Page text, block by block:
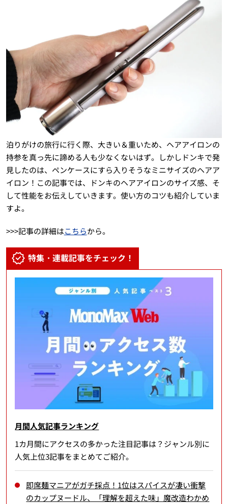
泊りがけの旅行に行く際、大きい＆重いため、ヘアアイロンの
持参を真っ先に諦める人も少なくないはず。しかしドンキで発
見したのは、ペンケースにすら入りそうなミニサイズのヘアア
イロン！この記事では、ドンキのヘアアイロンのサイズ感、そ
して性能をお伝えしていきます。使い方のコツも紹介していま
すよ。
>>>記事の詳細はこちらから。
特集・連載記事をチェック！
月間人気記事ランキング
1カ月間にアクセスの多かった注目記事は？ジャンル別に
人気上位3記事をまとめてご紹介。
即席麺マニアがガチ採点！1位はスパイスが凄い衝撃
のカップヌードル、「理解を超えた味」魔改造わかめ